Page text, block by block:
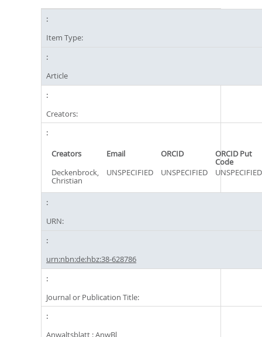
Item Type:
Article
Creators:
Creators Email ORCID ORCID Put
Code
Deckenbrock,
Christian
UNSPECIFIED UNSPECIFIED UNSPECIFIED
URN:
urn:nbn:de:hbz:38-628786
Journal or Publication Title:
Anwaltsblatt : AnwBl